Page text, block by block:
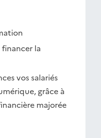
la
vos salariés
grâce à
majorée